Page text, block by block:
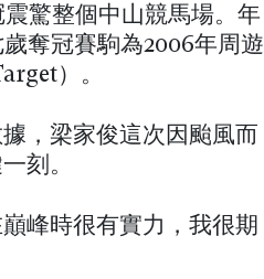
驚整個中山競馬場。年
奪冠賽駒為2006年周遊
）。
，梁家俊這次因颱風而
刻。
峰時很有實力，我很期